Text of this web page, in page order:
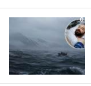
0